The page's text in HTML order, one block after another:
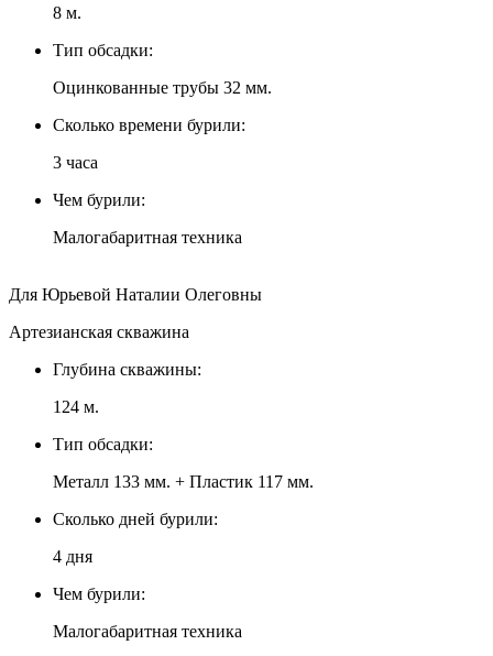
8 м.
Тип обсадки:
Оцинкованные трубы 32 мм.
Сколько времени бурили:
3 часа
Чем бурили:
Малогабаритная техника
Для Юрьевой Наталии Олеговны
Артезианская скважина
Глубина скважины:
124 м.
Тип обсадки:
Металл 133 мм. + Пластик 117 мм.
Сколько дней бурили:
4 дня
Чем бурили:
Малогабаритная техника